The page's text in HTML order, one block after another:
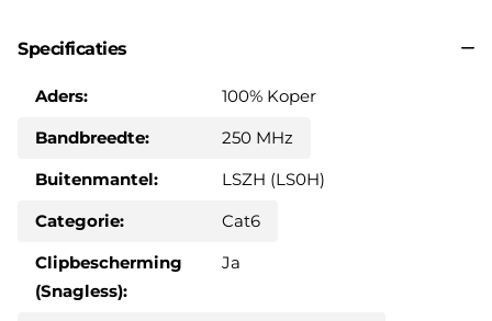
Specificaties
Aders:
100% Koper
Bandbreedte:
250 MHz
Buitenmantel:
LSZH (LS0H)
Categorie:
Cat6
Clipbescherming
(Snagless):
Ja